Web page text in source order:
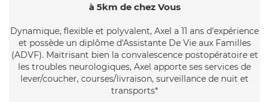
à 5km de chez Vous
Dynamique, flexible et polyvalent, Axel a 11 ans d'expérience
et possède un diplôme d'Assistante De Vie aux Familles
(ADVF). Maitrisant bien la convalescence postopératoire et
les troubles neurologiques, Axel apporte ses services de
lever/coucher, courses/livraison, surveillance de nuit et
transports*